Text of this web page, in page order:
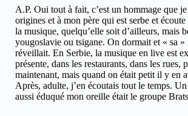
A.P. Oui tout à fait, c’est un hommage que
origines et à mon père qui est serbe et
la musique, quelqu’elle soit d’ailleurs, mais
yougoslavie ou tsigane. On dormait et « sa »
réveillait. En Serbie, la musique en live est
présente, dans les restaurants, dans les rues,
maintenant, mais quand on était petit il y en
Après, adulte, j’en écoutais tout le temps.
aussi éduqué mon oreille était le groupe